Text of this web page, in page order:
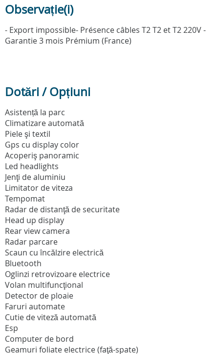
Observație(i)
- Export impossible- Présence câbles T2 T2 et T2 220V -
Garantie 3 mois Prémium (France)
Dotări / Opțiuni
Asistență la parc
Climatizare automată
Piele şi textil
Gps cu display color
Acoperiş panoramic
Led headlights
Jenţi de aluminiu
Limitator de viteza
Tempomat
Radar de distanţă de securitate
Head up display
Rear view camera
Radar parcare
Scaun cu încălzire electrică
Bluetooth
Oglinzi retrovizoare electrice
Volan multifuncţional
Detector de ploaie
Faruri automate
Cutie de viteză automată
Esp
Computer de bord
Geamuri foliate electrice (faţă-spate)